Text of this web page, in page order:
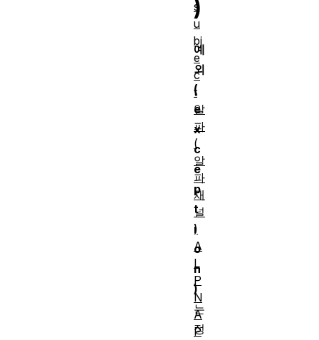
)
예
외
(
e
x
c
e
p
t
i
o
n
)
는
정
s
u
bj
e
c
t
알
파
(
알
파
채
널
)
A
L
P
N
A
P